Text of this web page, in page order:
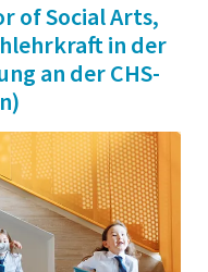
of Social Arts,
in der
an der CHS-